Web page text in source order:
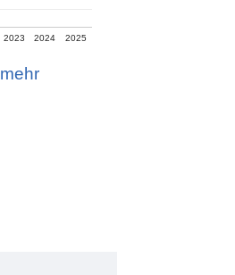
2023 2024 2025
mehr